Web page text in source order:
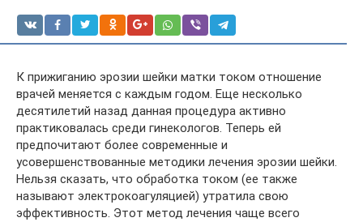
К прижиганию эрозии шейки матки током отношение
врачей меняется с каждым годом. Еще несколько
десятилетий назад данная процедура активно
практиковалась среди гинекологов. Теперь ей
предпочитают более современные и
усовершенствованные методики лечения эрозии шейки.
Нельзя сказать, что обработка током (ее также
называют электрокоагуляцией) утратила свою
эффективность. Этот метод лечения чаще всего